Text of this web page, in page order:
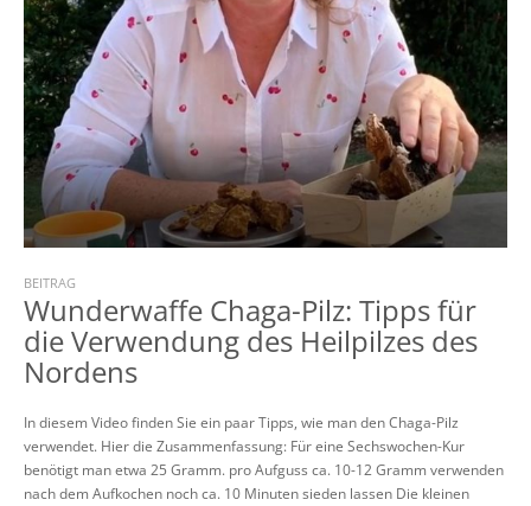
BEITRAG
Wunderwaffe Chaga-Pilz: Tipps für
die Verwendung des Heilpilzes des
Nordens
In diesem Video finden Sie ein paar Tipps, wie man den Chaga-Pilz
verwendet. Hier die Zusammenfassung: Für eine Sechswochen-Kur
benötigt man etwa 25 Gramm. pro Aufguss ca. 10-12 Gramm verwenden
nach dem Aufkochen noch ca. 10 Minuten sieden lassen Die kleinen